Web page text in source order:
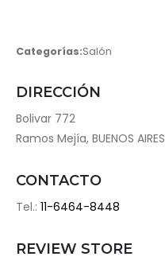
Categorías:Salón
DIRECCIÓN
Bolivar 772
Ramos Mejía, BUENOS AIRES
CONTACTO
Tel.: 11-6464-8448
REVIEW STORE